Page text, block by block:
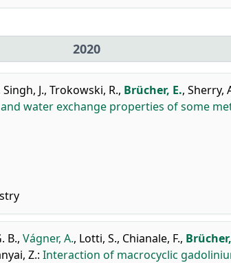
2020
Singh, J., Trokowski, R., Brücher, E., Sherry,
water exchange properties of some
B., Vágner, A., Lotti, S., Chianale, F.,
Z.: Interaction of macrocyclic